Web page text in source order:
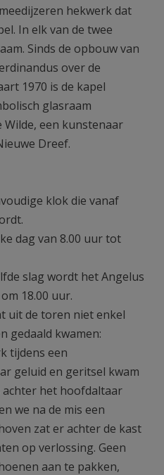
hekwerk dat
In elk van de twee
Sinds de opbouw van
over de
1970 is de kapel
glasraam
een kunstenaar
Dreef.
klok die vanaf
dag van 8.00 uur tot
slag wordt het Angelus
18.00 uur.
uit de toren niet enkel
gedaald kwamen:
tijdens een
geluid en geritsel kwam
het hoofdaltaar
we na de mis een
zat er achter de kast
op verlossing. Geen
aan te pakken,